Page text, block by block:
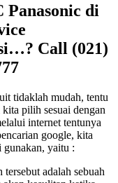
Panasonic di
Call (021)
tidaklah mudah, tentu
pilih sesuai dengan
internet tentunya
google, kita
gunakan, yaitu :
adalah sebuah